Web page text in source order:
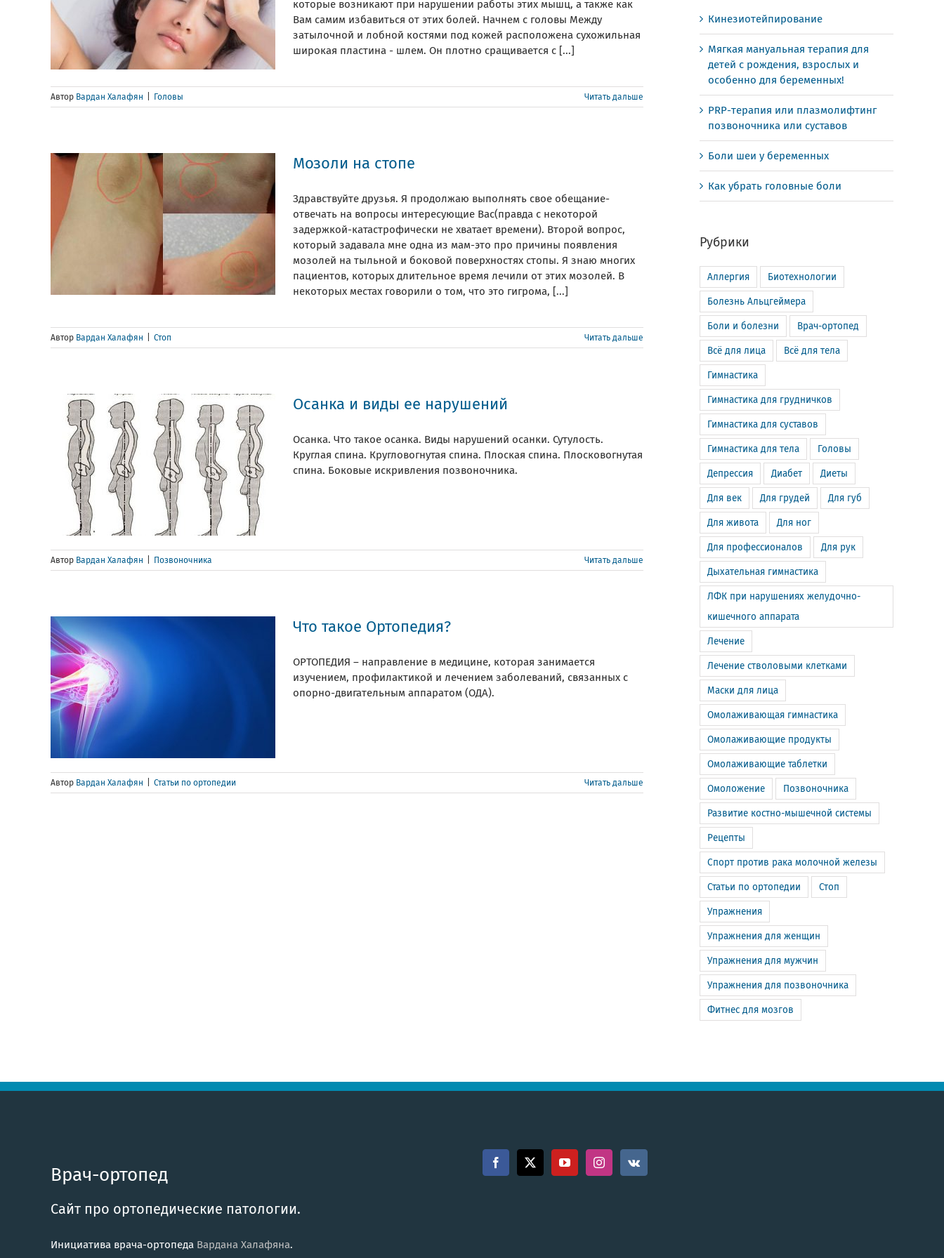
которые возникают при нарушении работы этих мышц, а также как
Вам самим избавиться от этих болей. Начнем с головы Между
затылочной и лобной костями под кожей расположена сухожильная
широкая пластина - шлем. Он плотно сращивается с [...]
Автор Вардан Халафян Головы Читать дальше
Мозоли на стопе
Здравствуйте друзья. Я продолжаю выполнять свое обещание-
отвечать на вопросы интересующие Вас(правда с некоторой
задержкой-катастрофически не хватает времени). Второй вопрос,
который задавала мне одна из мам-это про причины появления
мозолей на тыльной и боковой поверхностях стопы. Я знаю многих
пациентов, которых длительное время лечили от этих мозолей. В
некоторых местах говорили о том, что это гигрома, [...]
Автор Вардан Халафян Стоп Читать дальше
Осанка и виды ее нарушений
Осанка. Что такое осанка. Виды нарушений осанки. Сутулость.
Круглая спина. Кругловогнутая спина. Плоская спина. Плосковогнутая
спина. Боковые искривления позвоночника.
Автор Вардан Халафян Позвоночника Читать дальше
Что такое Ортопедия?
ОРТОПЕДИЯ – направление в медицине, которая занимается
изучением, профилактикой и лечением заболеваний, связанных с
опорно-двигательным аппаратом (ОДА).
Автор Вардан Халафян Статьи по ортопедии Читать дальше
Кинезиотейпирование
Мягкая мануальная терапия для
детей с рождения, взрослых и
особенно для беременных!
PRP-терапия или плазмолифтинг
позвоночника или суставов
Боли шеи у беременных
Как убрать головные боли
Рубрики
Аллергия Биотехнологии
Болезнь Альцгеймера
Боли и болезни Врач-ортопед
Всё для лица Всё для тела
Гимнастика
Гимнастика для грудничков
Гимнастика для суставов
Гимнастика для тела Головы
Депрессия Диабет Диеты
Для век Для грудей Для губ
Для живота Для ног
Для профессионалов Для рук
Дыхательная гимнастика
ЛФК при нарушениях желудочно-
кишечного аппарата
Лечение
Лечение стволовыми клетками
Маски для лица
Омолаживающая гимнастика
Омолаживающие продукты
Омолаживающие таблетки
Омоложение Позвоночника
Развитие костно-мышечной системы
Рецепты
Спорт против рака молочной железы
Статьи по ортопедии Стоп
Упражнения
Упражнения для женщин
Упражнения для мужчин
Упражнения для позвоночника
Фитнес для мозгов
Врач-ортопед
Сайт про ортопедические патологии.
Инициатива врача-ортопеда Вардана Халафяна.